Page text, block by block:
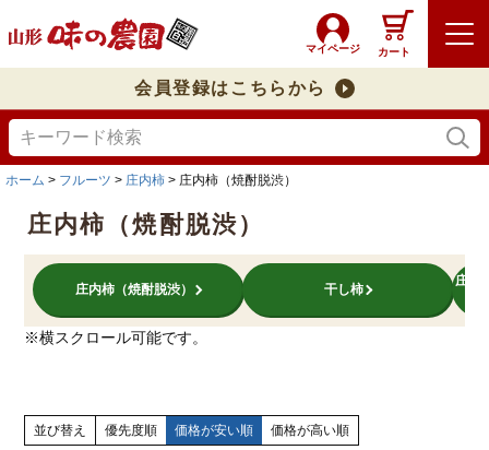
マイページ カート
会員登録はこちらから
ホーム フルーツ 庄内柿 庄内柿（焼酎脱渋）
庄内柿（焼酎脱渋）
庄内柿（焼酎脱渋） 干し柿
庄内
※横スクロール可能です。
並び替え 優先度順 価格が安い順 価格が高い順